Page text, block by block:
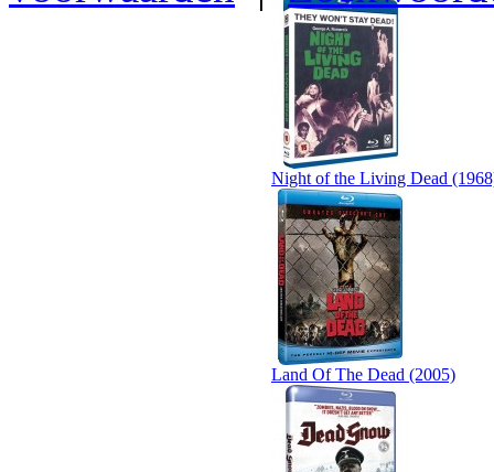
Night of the Living Dead
Land Of The Dead (2005)